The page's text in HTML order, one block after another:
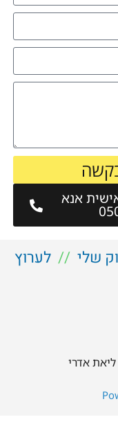
אנא
שלי //לערוץ
אדרי